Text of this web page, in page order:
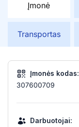
Įmonė
Transportas
Įmonės kodas:
307600709
Darbuotojai: